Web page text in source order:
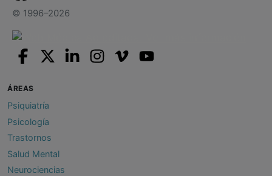
© 1996–2026
ÁREAS
Psiquiatría
Psicología
Trastornos
Salud Mental
Neurociencias